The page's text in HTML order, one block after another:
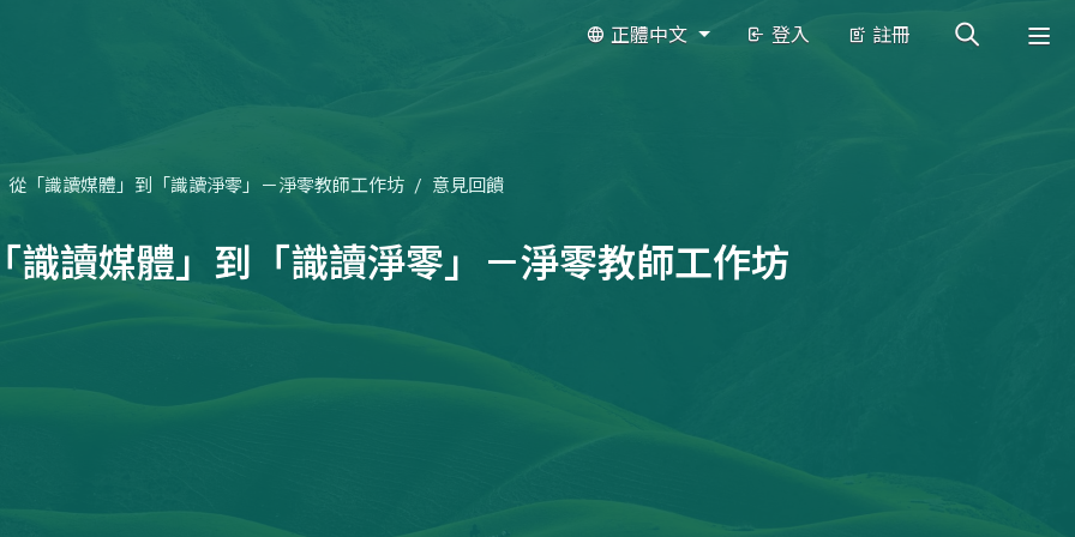
正體中文 登入 註冊
從「識讀媒體」到「識讀淨零」－淨零教師工作坊 意見回饋
識讀媒體」到「識讀淨零」－淨零教師工作坊